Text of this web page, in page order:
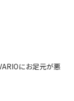
にお足元が悪